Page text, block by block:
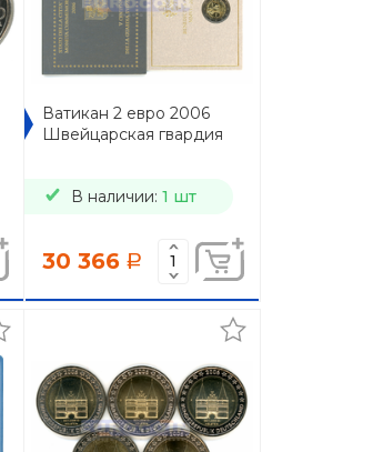
Ватикан 2 евро 2006
Швейцарская гвардия
В наличии: 1 шт
30 366 a